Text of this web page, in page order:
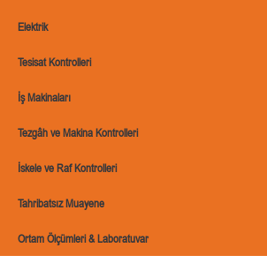
Elektrik
Tesisat Kontrolleri
İş Makinaları
Tezgâh ve Makina Kontrolleri
İskele ve Raf Kontrolleri
Tahribatsız Muayene
Ortam Ölçümleri & Laboratuvar